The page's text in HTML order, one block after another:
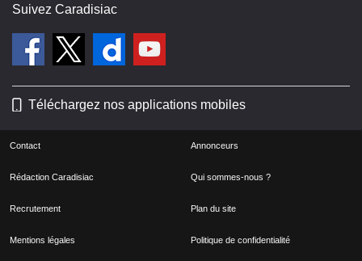
Suivez Caradisiac
Téléchargez nos applications mobiles
Contact Annonceurs
Rédaction Caradisiac Qui sommes-nous ?
Recrutement Plan du site
Mentions légales Politique de confidentialité